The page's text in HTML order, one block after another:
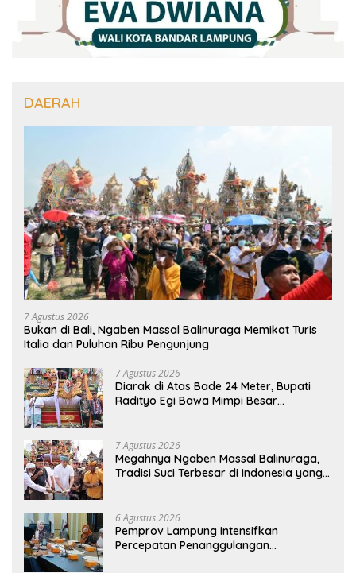
DAERAH
7 Agustus 2026
Bukan di Bali, Ngaben Massal Balinuraga Memikat Turis
Italia dan Puluhan Ribu Pengunjung
7 Agustus 2026
Diarak di Atas Bade 24 Meter, Bupati
Radityo Egi Bawa Mimpi Besar
7 Agustus 2026
Megahnya Ngaben Massal Balinuraga,
Tradisi Suci Terbesar di Indonesia yang
6 Agustus 2026
Pemprov Lampung Intensifkan
Percepatan Penanggulangan